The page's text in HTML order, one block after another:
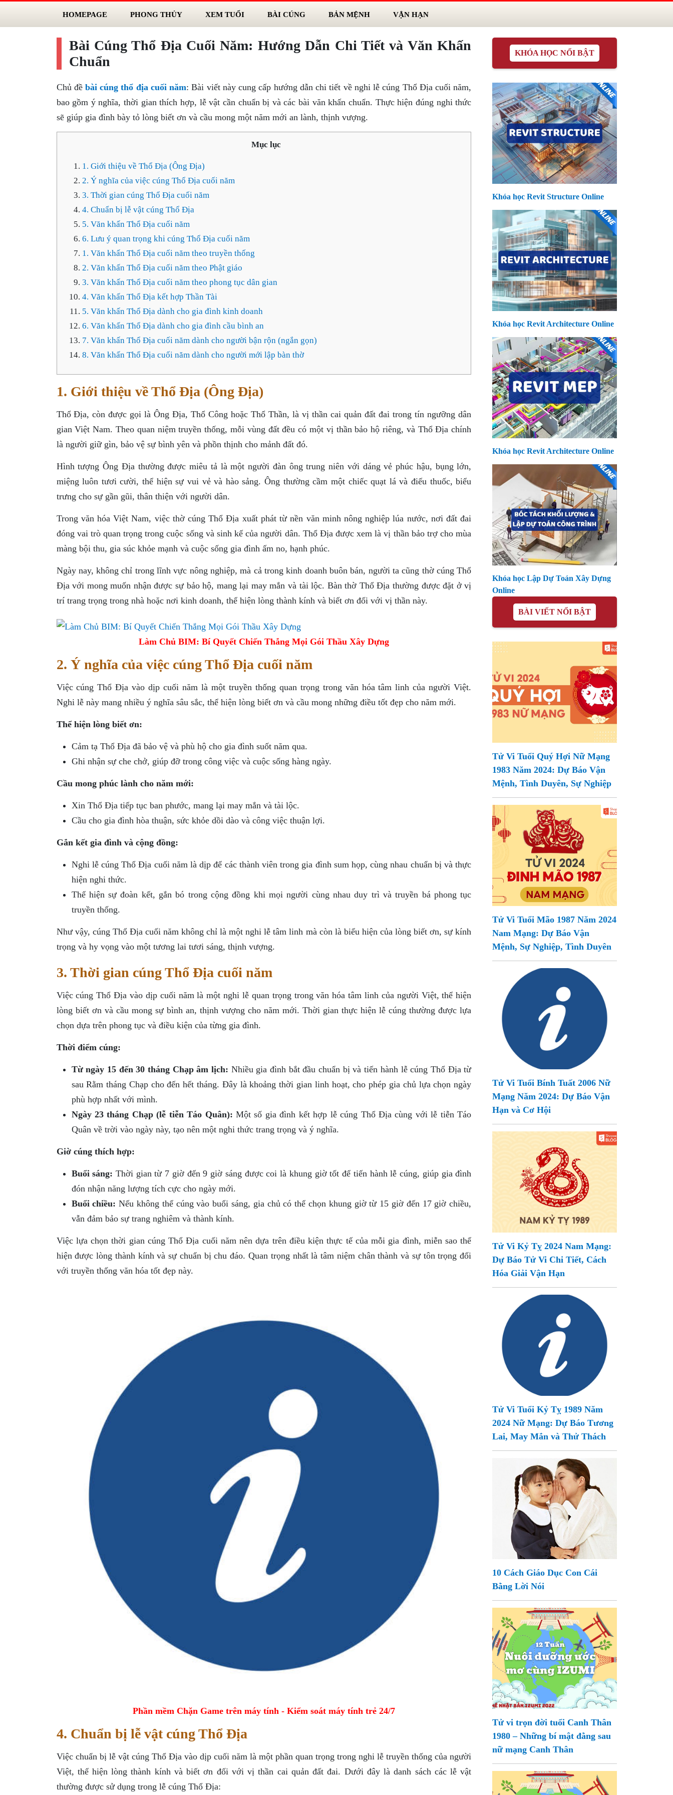
HOMEPAGE PHONG THỦY XEM TUỔI BÀI CÚNG BẢN MỆNH VẬN HẠN
Bài Cúng Thổ Địa Cuối Năm: Hướng Dẫn Chi Tiết và Văn Khấn
Chuẩn
Chủ đề bài cúng thổ địa cuối năm: Bài viết này cung cấp hướng dẫn chi tiết về nghi lễ cúng Thổ Địa cuối năm,
bao gồm ý nghĩa, thời gian thích hợp, lễ vật cần chuẩn bị và các bài văn khấn chuẩn. Thực hiện đúng nghi thức
sẽ giúp gia đình bày tỏ lòng biết ơn và cầu mong một năm mới an lành, thịnh vượng.
Mục lục
1. Giới thiệu về Thổ Địa (Ông Địa)
2. Ý nghĩa của việc cúng Thổ Địa cuối năm
3. Thời gian cúng Thổ Địa cuối năm
4. Chuẩn bị lễ vật cúng Thổ Địa
5. Văn khấn Thổ Địa cuối năm
6. Lưu ý quan trọng khi cúng Thổ Địa cuối năm
1. Văn khấn Thổ Địa cuối năm theo truyền thống
2. Văn khấn Thổ Địa cuối năm theo Phật giáo
3. Văn khấn Thổ Địa cuối năm theo phong tục dân gian
4. Văn khấn Thổ Địa kết hợp Thần Tài
5. Văn khấn Thổ Địa dành cho gia đình kinh doanh
6. Văn khấn Thổ Địa dành cho gia đình cầu bình an
7. Văn khấn Thổ Địa cuối năm dành cho người bận rộn (ngắn gọn)
8. Văn khấn Thổ Địa cuối năm dành cho người mới lập bàn thờ
1. Giới thiệu về Thổ Địa (Ông Địa)
Thổ Địa, còn được gọi là Ông Địa, Thổ Công hoặc Thổ Thần, là vị thần cai quản đất đai trong tín ngưỡng dân
gian Việt Nam. Theo quan niệm truyền thống, mỗi vùng đất đều có một vị thần bảo hộ riêng, và Thổ Địa chính
là người giữ gìn, bảo vệ sự bình yên và phồn thịnh cho mảnh đất đó.
Hình tượng Ông Địa thường được miêu tả là một người đàn ông trung niên với dáng vẻ phúc hậu, bụng lớn,
miệng luôn tươi cười, thể hiện sự vui vẻ và hào sảng. Ông thường cầm một chiếc quạt lá và điếu thuốc, biểu
trưng cho sự gần gũi, thân thiện với người dân.
Trong văn hóa Việt Nam, việc thờ cúng Thổ Địa xuất phát từ nền văn minh nông nghiệp lúa nước, nơi đất đai
đóng vai trò quan trọng trong cuộc sống và sinh kế của người dân. Thổ Địa được xem là vị thần bảo trợ cho mùa
màng bội thu, gia súc khỏe mạnh và cuộc sống gia đình ấm no, hạnh phúc.
Ngày nay, không chỉ trong lĩnh vực nông nghiệp, mà cả trong kinh doanh buôn bán, người ta cũng thờ cúng Thổ
Địa với mong muốn nhận được sự bảo hộ, mang lại may mắn và tài lộc. Bàn thờ Thổ Địa thường được đặt ở vị
trí trang trọng trong nhà hoặc nơi kinh doanh, thể hiện lòng thành kính và biết ơn đối với vị thần này.
Làm Chủ BIM: Bí Quyết Chiến Thắng Mọi Gói Thầu Xây Dựng
2. Ý nghĩa của việc cúng Thổ Địa cuối năm
Việc cúng Thổ Địa vào dịp cuối năm là một truyền thống quan trọng trong văn hóa tâm linh của người Việt.
Nghi lễ này mang nhiều ý nghĩa sâu sắc, thể hiện lòng biết ơn và cầu mong những điều tốt đẹp cho năm mới.
Thể hiện lòng biết ơn:
Cảm tạ Thổ Địa đã bảo vệ và phù hộ cho gia đình suốt năm qua.
Ghi nhận sự che chở, giúp đỡ trong công việc và cuộc sống hàng ngày.
Cầu mong phúc lành cho năm mới:
Xin Thổ Địa tiếp tục ban phước, mang lại may mắn và tài lộc.
Cầu cho gia đình hòa thuận, sức khỏe dồi dào và công việc thuận lợi.
Gắn kết gia đình và cộng đồng:
Nghi lễ cúng Thổ Địa cuối năm là dịp để các thành viên trong gia đình sum họp, cùng nhau chuẩn bị và thực
hiện nghi thức.
Thể hiện sự đoàn kết, gắn bó trong cộng đồng khi mọi người cùng nhau duy trì và truyền bá phong tục
truyền thống.
Như vậy, cúng Thổ Địa cuối năm không chỉ là một nghi lễ tâm linh mà còn là biểu hiện của lòng biết ơn, sự kính
trọng và hy vọng vào một tương lai tươi sáng, thịnh vượng.
3. Thời gian cúng Thổ Địa cuối năm
Việc cúng Thổ Địa vào dịp cuối năm là một nghi lễ quan trọng trong văn hóa tâm linh của người Việt, thể hiện
lòng biết ơn và cầu mong sự bình an, thịnh vượng cho năm mới. Thời gian thực hiện lễ cúng thường được lựa
chọn dựa trên phong tục và điều kiện của từng gia đình.
Thời điểm cúng:
Từ ngày 15 đến 30 tháng Chạp âm lịch: Nhiều gia đình bắt đầu chuẩn bị và tiến hành lễ cúng Thổ Địa từ
sau Rằm tháng Chạp cho đến hết tháng. Đây là khoảng thời gian linh hoạt, cho phép gia chủ lựa chọn ngày
phù hợp nhất với mình.
Ngày 23 tháng Chạp (lễ tiễn Táo Quân): Một số gia đình kết hợp lễ cúng Thổ Địa cùng với lễ tiễn Táo
Quân về trời vào ngày này, tạo nên một nghi thức trang trọng và ý nghĩa.
Giờ cúng thích hợp:
Buổi sáng: Thời gian từ 7 giờ đến 9 giờ sáng được coi là khung giờ tốt để tiến hành lễ cúng, giúp gia đình
đón nhận năng lượng tích cực cho ngày mới.
Buổi chiều: Nếu không thể cúng vào buổi sáng, gia chủ có thể chọn khung giờ từ 15 giờ đến 17 giờ chiều,
vẫn đảm bảo sự trang nghiêm và thành kính.
Việc lựa chọn thời gian cúng Thổ Địa cuối năm nên dựa trên điều kiện thực tế của mỗi gia đình, miễn sao thể
hiện được lòng thành kính và sự chuẩn bị chu đáo. Quan trọng nhất là tâm niệm chân thành và sự tôn trọng đối
với truyền thống văn hóa tốt đẹp này.
Phần mềm Chặn Game trên máy tính - Kiểm soát máy tính trẻ 24/7
4. Chuẩn bị lễ vật cúng Thổ Địa
Việc chuẩn bị lễ vật cúng Thổ Địa vào dịp cuối năm là một phần quan trọng trong nghi lễ truyền thống của người
Việt, thể hiện lòng thành kính và biết ơn đối với vị thần cai quản đất đai. Dưới đây là danh sách các lễ vật
thường được sử dụng trong lễ cúng Thổ Địa:
KHÓA HỌC NỔI BẬT
Khóa học Revit Structure Online
Khóa học Revit Architecture Online
Khóa học Revit Architecture Online
Khóa học Lập Dự Toán Xây Dựng
Online
BÀI VIẾT NỔI BẬT
Tử Vi Tuổi Quý Hợi Nữ Mạng
1983 Năm 2024: Dự Báo Vận
Mệnh, Tình Duyên, Sự Nghiệp
Tử Vi Tuổi Mão 1987 Năm 2024
Nam Mạng: Dự Báo Vận
Mệnh, Sự Nghiệp, Tình Duyên
Tử Vi Tuổi Bính Tuất 2006 Nữ
Mạng Năm 2024: Dự Báo Vận
Hạn và Cơ Hội
Tử Vi Kỷ Tỵ 2024 Nam Mạng:
Dự Báo Tử Vi Chi Tiết, Cách
Hóa Giải Vận Hạn
Tử Vi Tuổi Kỷ Tỵ 1989 Năm
2024 Nữ Mạng: Dự Báo Tương
Lai, May Mắn và Thử Thách
10 Cách Giáo Dục Con Cái
Bằng Lời Nói
Tử vi trọn đời tuổi Canh Thân
1980 – Những bí mật đằng sau
nữ mạng Canh Thân